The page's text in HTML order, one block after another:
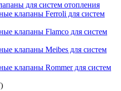
для систем отопления
клапаны Ferroli для систем
клапаны Flamco для систем
клапаны Meibes для систем
клапаны Rommer для систем